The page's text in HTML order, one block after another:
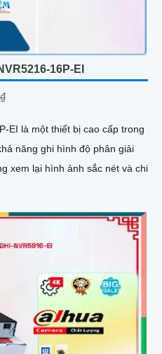
16P-EI
EI là một thiết bị cao cấp trong
xem lại hình ảnh sắc nét và chi